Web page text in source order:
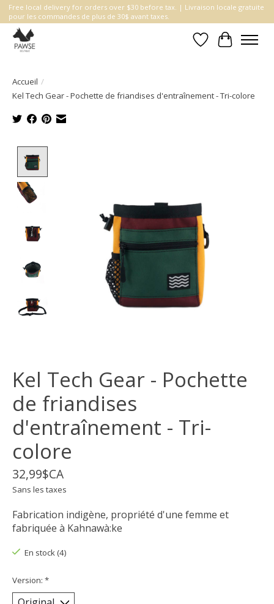
Free local delivery for orders over $30 before tax. | Livraison locale gratuite
pour les commandes de plus de 30$ avant taxes.
Liste dePanier
Accueil /
Kel Tech Gear - Pochette de friandises d'entraînement - Tri-colore
Kel Tech Gear - Pochette
de friandises
d'entraînement - Tri-
colore
32,99$CA
Sans les taxes
Fabrication indigène, propriété d'une femme et
fabriquée à Kahnawà:ke
En stock (4)
Version: *